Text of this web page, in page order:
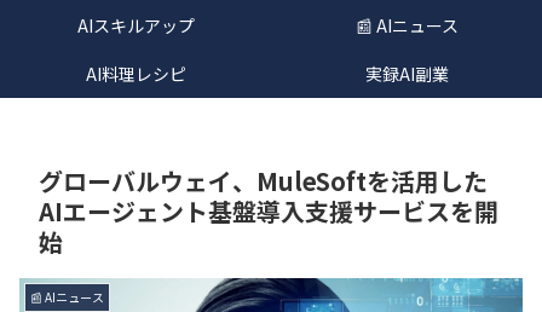
AIスキルアップ
📰 AIニュース
AI料理レシピ
実録AI副業
グローバルウェイ、MuleSoftを活用した
AIエージェント基盤導入支援サービスを開
始
📰 AIニュース